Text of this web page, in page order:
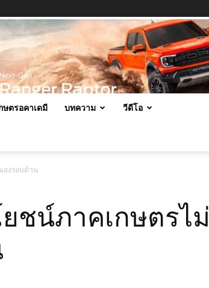
ษตรอคาเดมี บทความ วีดีโอ
องรอบด้าน
ชน์ภาคเกษตรไม่